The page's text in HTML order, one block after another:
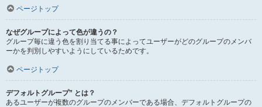
ページトップ
なぜグループによって色が違うの？
グループ毎に違う色を割り当てる事によってユーザーがどのグループのメンバ
ーかを判別しやすいようにしているためです。
ページトップ
デフォルトグループ” とは？
あるユーザーが複数のグループのメンバーである場合、デフォルトグループの